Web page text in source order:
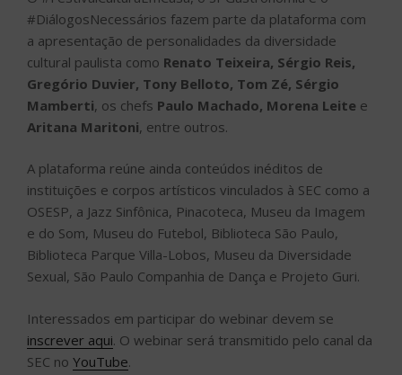
#DiálogosNecessários fazem parte da plataforma com
a apresentação de personalidades da diversidade
cultural paulista como Renato Teixeira, Sérgio Reis,
Gregório Duvier, Tony Belloto, Tom Zé, Sérgio
Mamberti, os chefs Paulo Machado, Morena Leite e
Aritana Maritoni, entre outros.
A plataforma reúne ainda conteúdos inéditos de
instituições e corpos artísticos vinculados à SEC como a
OSESP, a Jazz Sinfônica, Pinacoteca, Museu da Imagem
e do Som, Museu do Futebol, Biblioteca São Paulo,
Biblioteca Parque Villa-Lobos, Museu da Diversidade
Sexual, São Paulo Companhia de Dança e Projeto Guri.
Interessados em participar do webinar devem se
inscrever aqui. O webinar será transmitido pelo canal da
SEC no YouTube.